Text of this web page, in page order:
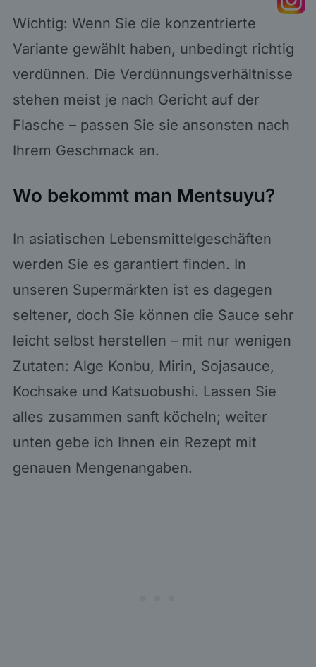
Wichtig: Wenn Sie die konzentrierte
Variante gewählt haben, unbedingt richtig
verdünnen. Die Verdünnungsverhältnisse
stehen meist je nach Gericht auf der
Flasche – passen Sie sie ansonsten nach
Ihrem Geschmack an.
Wo bekommt man Mentsuyu?
In asiatischen Lebensmittelgeschäften
werden Sie es garantiert finden. In
unseren Supermärkten ist es dagegen
seltener, doch Sie können die Sauce sehr
leicht selbst herstellen – mit nur wenigen
Zutaten: Alge Konbu, Mirin, Sojasauce,
Kochsake und Katsuobushi. Lassen Sie
alles zusammen sanft köcheln; weiter
unten gebe ich Ihnen ein Rezept mit
genauen Mengenangaben.